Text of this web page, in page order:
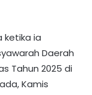
ketika ia
Daerah
Tahun 2025 di
Kamis